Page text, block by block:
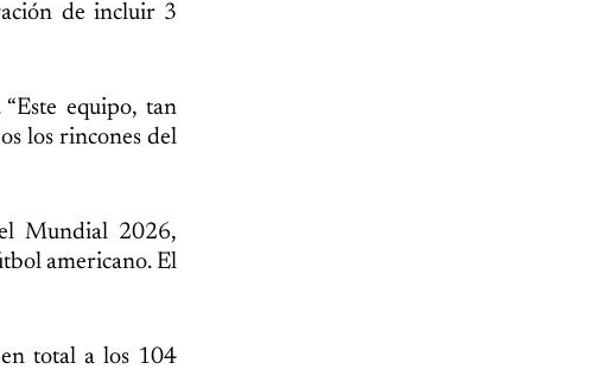
de incluir 3
equipo, tan
los rincones del
Mundial 2026,
americano. El
total a los 104